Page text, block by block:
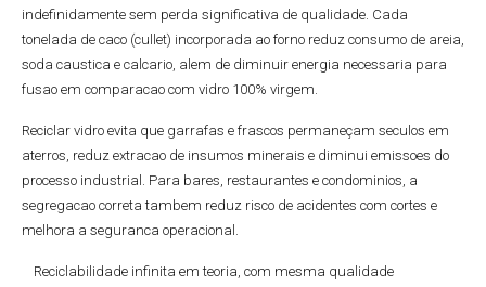
indefinidamente sem perda significativa de qualidade. Cada
tonelada de caco (cullet) incorporada ao forno reduz consumo de areia,
soda caustica e calcario, alem de diminuir energia necessaria para
fusao em comparacao com vidro 100% virgem.
Reciclar vidro evita que garrafas e frascos permaneçam seculos em
aterros, reduz extracao de insumos minerais e diminui emissoes do
processo industrial. Para bares, restaurantes e condominios, a
segregacao correta tambem reduz risco de acidentes com cortes e
melhora a seguranca operacional.
Reciclabilidade infinita em teoria, com mesma qualidade